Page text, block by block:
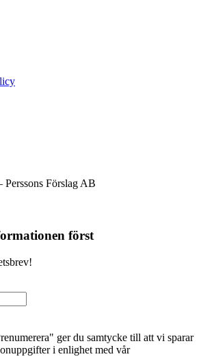
Förslag AB
först
ger du samtycke till att vi sparar
i enlighet med vår